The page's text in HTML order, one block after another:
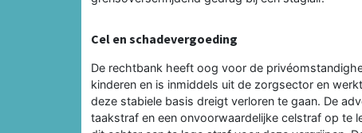
Cel en schadevergoeding
De rechtbank heeft oog voor de
kinderen en is inmiddels uit de zorgsector en
deze stabiele basis dreigt verloren te gaan. De
taakstraf en een onvoorwaardelijke celstraf op te